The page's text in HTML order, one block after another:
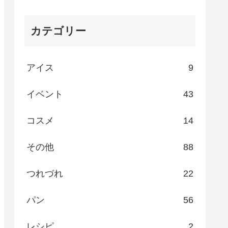
カテゴリー
アイス 9
イベント 43
コスメ 14
その他 88
つれづれ 22
パン 56